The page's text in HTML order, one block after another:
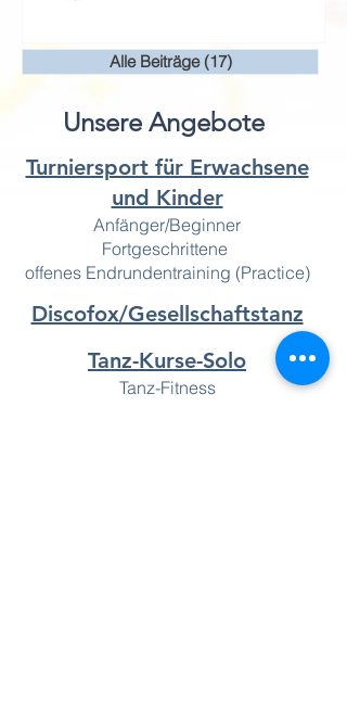
Alle Beiträge (17)17 Beiträge
Unsere Angebote
Turniersport für Erwachsene
und Kinder
Anfänger/Beginner
Fortgeschrittene
offenes Endrundentraining (Practice)
Discofox/Gesellschaftstanz
Tanz-Kurse-Solo
Tanz-Fitness